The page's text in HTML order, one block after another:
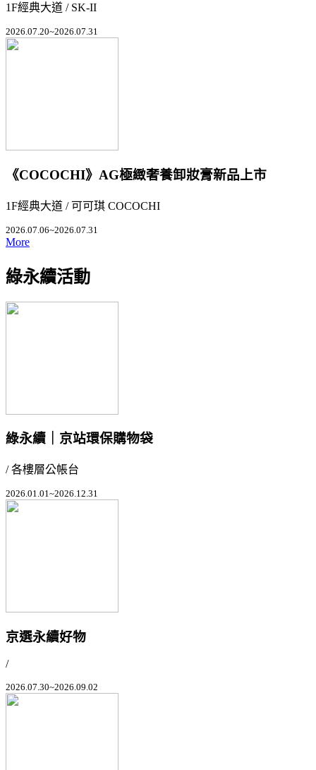
1F經典大道 / SK-II
2026.07.20~2026.07.31
《COCOCHI》AG極緻奢養卸妝膏新品上市
1F經典大道 / 可可琪 COCOCHI
2026.07.06~2026.07.31
More
綠永續活動
綠永續｜京站環保購物袋
/ 各樓層公帳台
2026.01.01~2026.12.31
京選永續好物
/
2026.07.30~2026.09.02